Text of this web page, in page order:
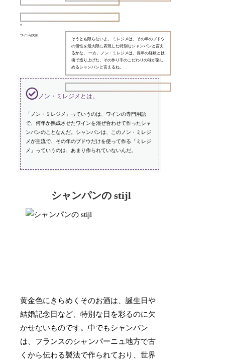
ワイン研究家
そうとも限らないよ。 ミレジメは、その年のブドウ
の個性を最大限に表現した特別なシャンパンと言え
るかな。 一方、ノン・ミレジメは、長年の経験と技
術で造り上げた、その作り手のこだわりの味が楽し
めるシャンパンと言えるね。
ノン・ミレジメとは。
「ノン・ミレジメ」っていうのは、ワインの専門用語
で、何年か熟成させたワインを混ぜ合わせて作ったシャ
ンパンのことなんだ。シャンパンは、このノン・ミレジ
メが主流で、その年のブドウだけを使って作る「ミレジ
メ」っていうのは、あまり作られていないんだ。
シャンパンの stijl
黄金色にきらめくそのお酒は、誕生日や
結婚記念日など、特別な日を彩るのに欠
かせないものです。中でもシャンパン
は、フランスのシャンパーニュ地方で古
くから伝わる製法で作られており、世界